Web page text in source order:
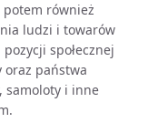
potem również
ludzi i towarów
społecznej
oraz państwa
samoloty i inne